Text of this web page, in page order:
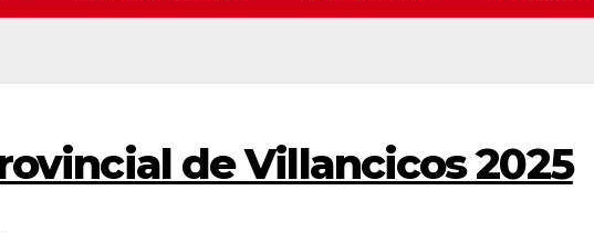
de Villancicos 2025